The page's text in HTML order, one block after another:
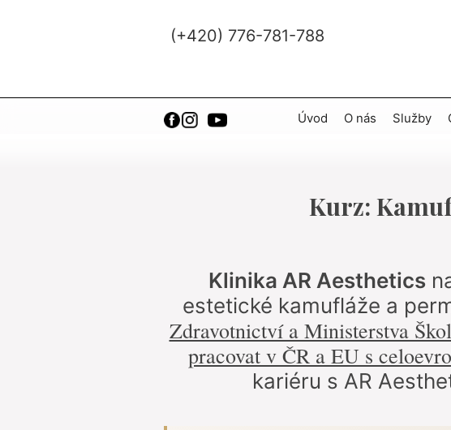
(+420) 776-781-788
Úvod O nás Služby
Kurz:
Klinika AR Aesthetics
estetické kamufláže a
Zdravotnictví a Ministerstva
pracovat v ČR a EU s
kariéru s AR